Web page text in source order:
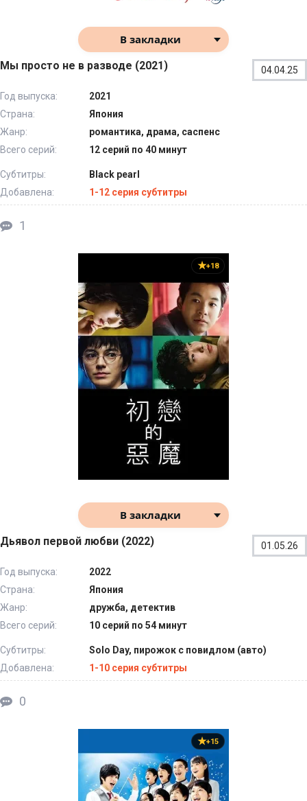
В закладки
Мы просто не в разводе (2021) 04.04.25
Год выпуска:
2021
Страна:
Япония
Жанр:
романтика, драма, саспенс
Всего серий:
12 серий по 40 минут
Субтитры:
Black pearl
Добавлена:
1-12 серия субтитры
1
+18
В закладки
Дьявол первой любви (2022) 01.05.26
Год выпуска:
2022
Страна:
Япония
Жанр:
дружба, детектив
Всего серий:
10 серий по 54 минут
Субтитры:
Solo Day, пирожок с повидлом (авто)
Добавлена:
1-10 серия субтитры
0
+15